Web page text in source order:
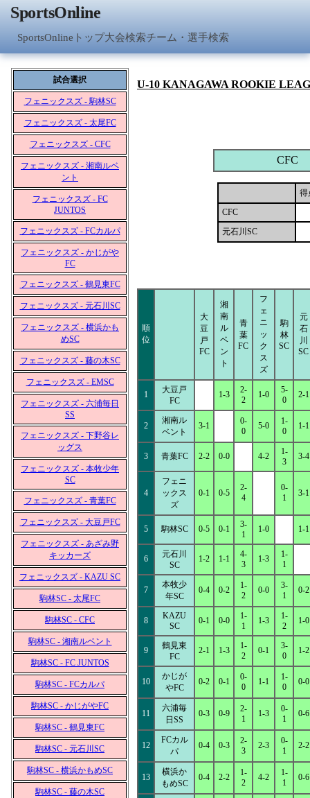
SportsOnline
SportsOnlineトップ大会検索チーム・選手検索
試合選択
フェニックスズ - 駒林SC
フェニックスズ - 太尾FC
フェニックスズ - CFC
フェニックスズ - 湘南ルベ
ント
フェニックスズ - FC
JUNTOS
フェニックスズ - FCカルパ
フェニックスズ - かじがや
FC
フェニックスズ - 鶴見東FC
フェニックスズ - 元石川SC
フェニックスズ - 横浜かも
めSC
フェニックスズ - 藤の木SC
フェニックスズ - EMSC
フェニックスズ - 六浦毎日
SS
フェニックスズ - 下野谷レ
ッグス
フェニックスズ - 本牧少年
SC
フェニックスズ - 青葉FC
フェニックスズ - 大豆戸FC
フェニックスズ - あざみ野
キッカーズ
フェニックスズ - KAZU SC
駒林SC - 太尾FC
駒林SC - CFC
駒林SC - 湘南ルベント
駒林SC - FC JUNTOS
駒林SC - FCカルパ
駒林SC - かじがやFC
駒林SC - 鶴見東FC
駒林SC - 元石川SC
駒林SC - 横浜かもめSC
駒林SC - 藤の木SC
U-10 KANAGAWA ROOKIE
CFC
得
CFC
元石川SC
順
位
大
豆
戸
FC
湘
南
ル
ベ
ン
ト
青
葉
FC
フ
ェ
ニ
ッ
ク
ス
ズ
駒
林
SC
元
石
川
SC
1
大豆戸
FC
1-3
2-
2
1-0
5-
0
2-1
2
湘南ル
ベント
3-1
0-
0
5-0
1-
0
1-1
3 青葉FC 2-2 0-0 4-2
1-
3
3-4
4
フェニ
ックス
ズ
0-1 0-5
2-
4
0-
1
3-1
5 駒林SC 0-5 0-1
3-
1
1-0 1-1
6
元石川
SC
1-2 1-1
4-
3
1-3
1-
1
7
本牧少
年SC
0-4 0-2
1-
2
0-0
3-
1
0-2
8
KAZU
SC
0-1 0-0
1-
1
1-3
1-
2
1-0
9
鶴見東
FC
2-1 1-3
1-
2
0-1
3-
0
1-2
10
かじが
やFC
0-2 0-1
0-
0
1-1
1-
0
0-0
11
六浦毎
日SS
0-3 0-9
2-
1
1-3
0-
1
0-6
12
FCカル
パ
0-4 0-3
2-
3
2-3
0-
1
2-2
13
横浜か
もめSC
0-4 2-2
1-
2
4-2
1-
1
0-6